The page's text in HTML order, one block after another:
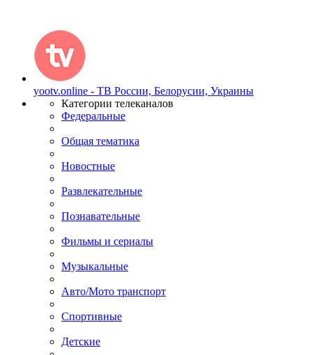
yootv.online - ТВ России, Белорусии, Украины
Категории телеканалов
Федеральные
Общая тематика
Новостные
Развлекательные
Познавательные
Фильмы и сериалы
Музыкальные
Авто/Мото транспорт
Спортивные
Детские